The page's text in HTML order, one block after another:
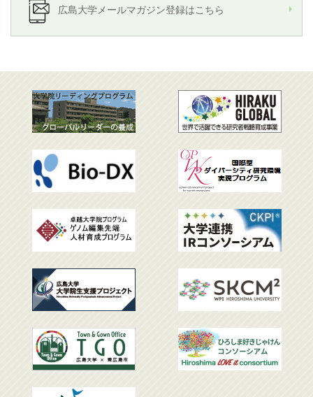
広島大学メールマガジン登録はこちら